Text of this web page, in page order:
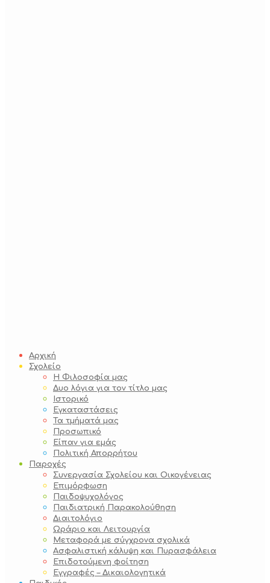
Αρχική
Σχολείο
Η Φιλοσοφία μας
Δυο λόγια για τον τίτλο μας
Ιστορικό
Εγκαταστάσεις
Τα τμήματά μας
Προσωπικό
Είπαν για εμάς
Πολιτική Απορρήτου
Παροχές
Συνεργασία Σχολείου και Οικογένειας
Επιμόρφωση
Παιδοψυχολόγος
Παιδιατρική Παρακολούθηση
Διαιτολόγιο
Ωράριο και Λειτουργία
Μεταφορά με σύγχρονα σχολικά
Ασφαλιστική κάλυψη και Πυρασφάλεια
Επιδοτούμενη φοίτηση
Εγγραφές – Δικαιολογητικά